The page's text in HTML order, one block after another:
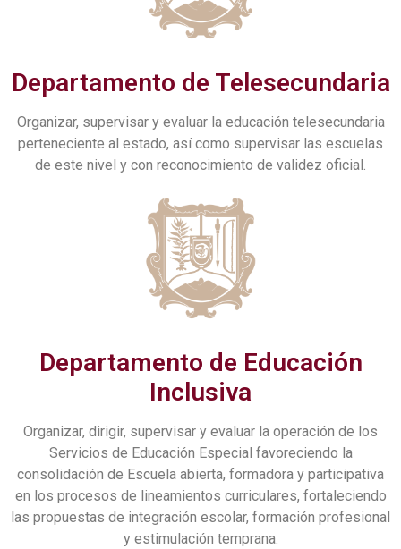
Departamento de Telesecundaria
Organizar, supervisar y evaluar la educación telesecundaria
perteneciente al estado, así como supervisar las escuelas
de este nivel y con reconocimiento de validez oficial.
Departamento de Educación
Inclusiva
Organizar, dirigir, supervisar y evaluar la operación de los
Servicios de Educación Especial favoreciendo la
consolidación de Escuela abierta, formadora y participativa
en los procesos de lineamientos curriculares, fortaleciendo
las propuestas de integración escolar, formación profesional
y estimulación temprana.